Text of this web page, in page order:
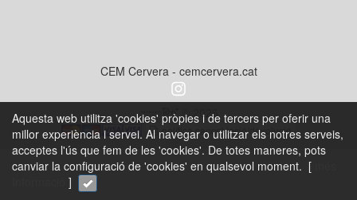
CEM Cervera - cemcervera.cat
© 2026
política cancel·lació/devolució
Aquesta web utilitza 'cookies' pròpies i de tercers per oferir una
millor experiència i servei. Al navegar o utilitzar els notres serveis,
acceptes l'ús que fem de les 'cookies'. De totes maneres, pots
canviar la configuració de 'cookies' en qualsevol moment. [
]